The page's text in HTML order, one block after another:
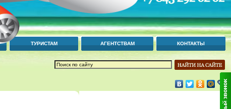
ТУРИСТАМ АГЕНТСТВАМ КОНТАКТЫ